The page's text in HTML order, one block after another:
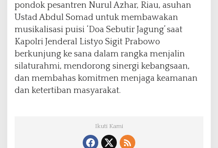
pondok pesantren Nurul Azhar, Riau, asuhan
Ustad Abdul Somad untuk membawakan
musikalisasi puisi ‘Doa Sebutir Jagung’ saat
Kapolri Jenderal Listyo Sigit Prabowo
berkunjung ke sana dalam rangka menjalin
silaturahmi, mendorong sinergi kebangsaan,
dan membahas komitmen menjaga keamanan
dan ketertiban masyarakat.
Ikuti Kami